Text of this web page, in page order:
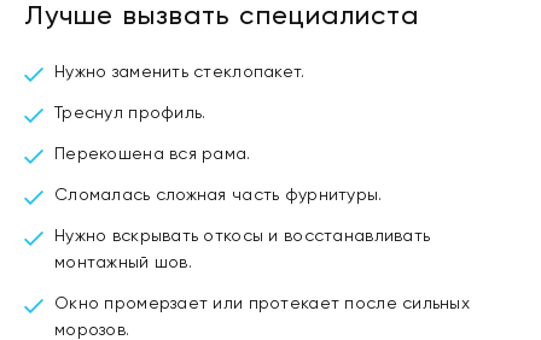
Лучше вызвать специалиста
Нужно заменить стеклопакет.
Треснул профиль.
Перекошена вся рама.
Сломалась сложная часть фурнитуры.
Нужно вскрывать откосы и восстанавливать
монтажный шов.
Окно промерзает или протекает после сильных
морозов.